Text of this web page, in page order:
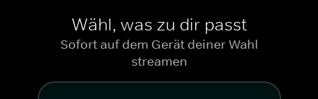
Wähl, was zu dir passt
Sofort auf dem Gerät deiner Wahl
streamen